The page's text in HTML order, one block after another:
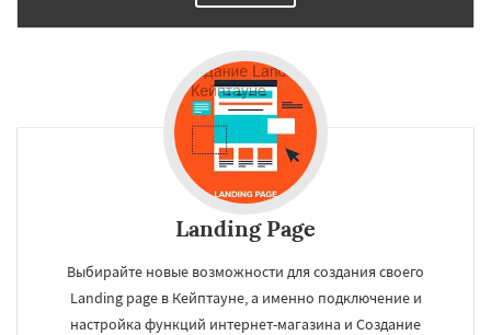
Landing Page
Выбирайте новые возможности для создания своего
Landing page в Кейптауне, а именно подключение и
настройка функций интернет-магазина и Создание